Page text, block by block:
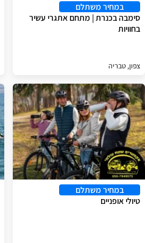
במחיר משתלם
סימבה בכנרת | מתחם אתגרי עשיר
בחוויות
צפון, טבריה
במחיר משתלם
טיולי אופניים